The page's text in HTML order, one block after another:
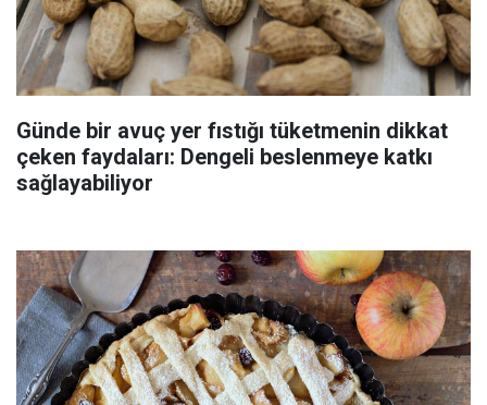
Günde bir avuç yer fıstığı tüketmenin dikkat
çeken faydaları: Dengeli beslenmeye katkı
sağlayabiliyor